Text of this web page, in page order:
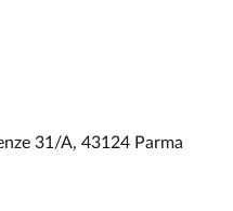
31/A, 43124 Parma